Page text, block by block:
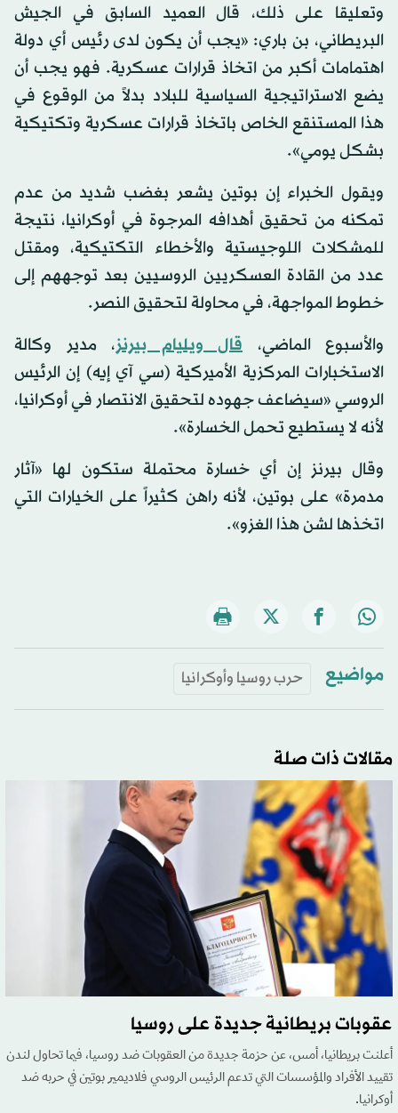
وتعليقا على ذلك، قال العميد السابق في الجيش
البريطاني، بن باري: «يجب أن يكون لدى رئيس أي دولة
اهتمامات أكبر من اتخاذ قرارات عسكرية. فهو يجب أن
يضع الاستراتيجية السياسية للبلاد بدلاً من الوقوع في
هذا المستنقع الخاص باتخاذ قرارات عسكرية وتكتيكية
بشكل يومي».
ويقول الخبراء إن بوتين يشعر بغضب شديد من عدم
تمكنه من تحقيق أهدافه المرجوة في أوكرانيا، نتيجة
للمشكلات اللوجيستية والأخطاء التكتيكية، ومقتل
عدد من القادة العسكريين الروسيين بعد توجههم إلى
خطوط المواجهة، في محاولة لتحقيق النصر.
والأسبوع الماضي، قال ويليام بيرنز، مدير وكالة
الاستخبارات المركزية الأميركية (سي آي إيه) إن الرئيس
الروسي «سيضاعف جهوده لتحقيق الانتصار في أوكرانيا،
لأنه لا يستطيع تحمل الخسارة».
وقال بيرنز إن أي خسارة محتملة ستكون لها «آثار
مدمرة» على بوتين، لأنه راهن كثيراً على الخيارات التي
اتخذها لشن هذا الغزو».
مواضيع حرب روسيا وأوكرانيا
مقالات ذات صلة
عقوبات بريطانية جديدة على روسيا
أعلنت بريطانيا، أمس، عن حزمة جديدة من العقوبات ضد روسيا، فيما تحاول لندن
تقييد الأفراد والمؤسسات التي تدعم الرئيس الروسي فلاديمير بوتين في حربه ضد
أوكرانيا.